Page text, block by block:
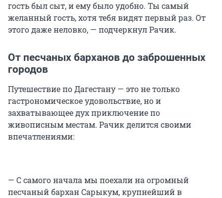
гость был сыт, и ему было удобно. Ты самый
желанный гость, хотя тебя видят первый раз. От
этого даже неловко, — подчеркнул Рачик.
От песчаных барханов до заброшенных
городов
Путешествие по Дагестану — это не только
гастрономическое удовольствие, но и
захватывающее дух приключение по
живописным местам. Рачик делится своими
впечатлениями:
— С самого начала мы поехали на огромный
песчаный бархан Сарыкум, крупнейший в